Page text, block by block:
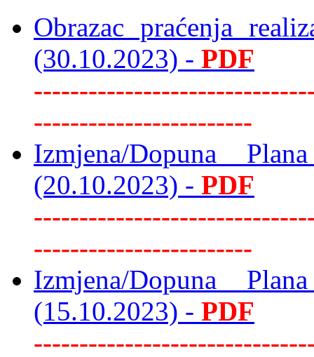
Obrazac praćenja
(30.10.2023) - PDF
------------------------
Izmjena/Dopuna
(20.10.2023) - PDF
------------------------
Izmjena/Dopuna
(15.10.2023) - PDF